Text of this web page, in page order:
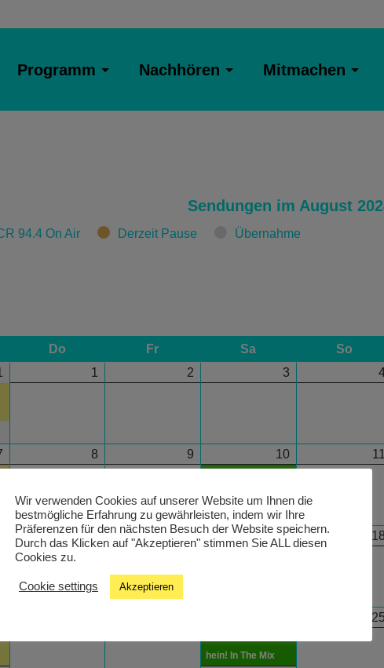
Programm Nachhören Mitmachen
Sendungen im August
94.4 On Air Derzeit Pause Übernahme
Do Fr Sa
So
1 2 3
8 9 10 11
15 16 17 18
hein! In The Mix
25
Wir verwenden Cookies auf unserer Website um Ihnen die
bestmögliche Erfahrung zu gewährleisten, indem wir Ihre
Präferenzen für den nächsten Besuch der Website speichern.
Durch das Klicken auf "Akzeptieren" stimmen Sie ALL diesen
Cookies zu.
Cookie settings Akzeptieren